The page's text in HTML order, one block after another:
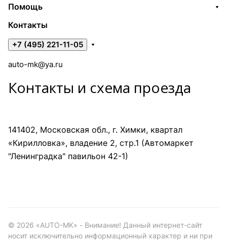
Помощь
Контакты
+7 (495) 221-11-05
auto-mk@ya.ru
Контакты и схема проезда
141402, Московская обл., г. Химки, квартал
«Кирилловка», владение 2, стр.1 (Автомаркет
"Ленинградка" павильон 42-1)
© 2026 «AUTO-MK» - Внимание! Данный интернет-сайт
носит исключительно информационный характер и ни при